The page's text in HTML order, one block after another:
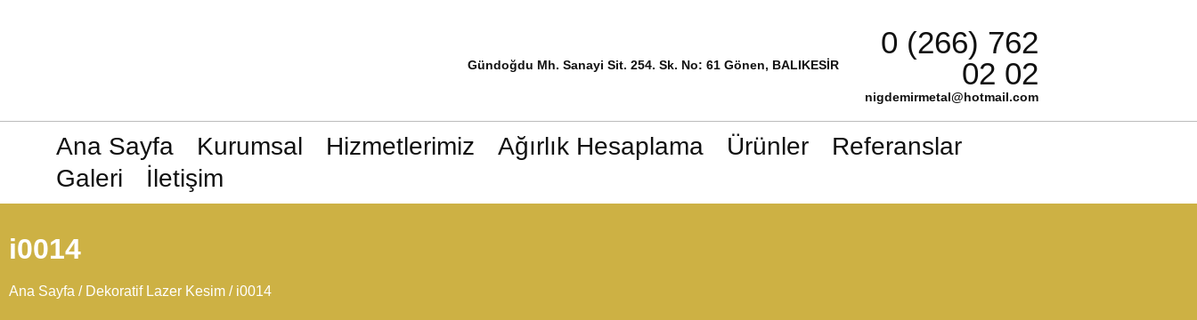
Gündoğdu Mh. Sanayi Sit. 254. Sk. No: 61 Gönen, BALIKESİR
0 (266) 762
02 02
nigdemirmetal@hotmail.com
Ana Sayfa Kurumsal Hizmetlerimiz Ağırlık Hesaplama Ürünler
Referanslar
Galeri
İletişim
i0014
Ana Sayfa / Dekoratif Lazer Kesim / i0014